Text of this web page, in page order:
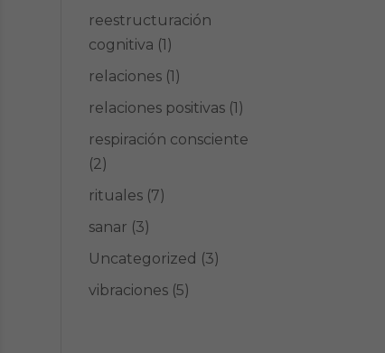
reestructuración
cognitiva (1)
relaciones (1)
relaciones positivas (1)
respiración consciente
(2)
rituales (7)
sanar (3)
Uncategorized (3)
vibraciones (5)